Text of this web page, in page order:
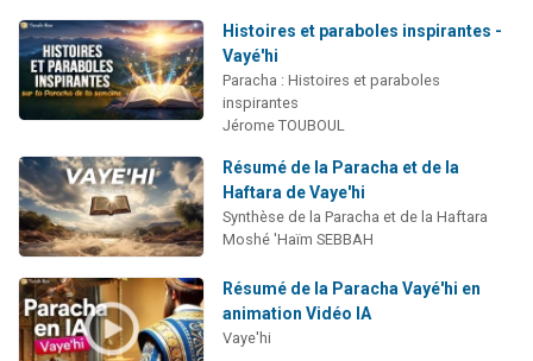
Histoires et paraboles inspirantes -
Vayé'hi
Paracha : Histoires et paraboles
inspirantes
Jérome TOUBOUL
Résumé de la Paracha et de la
Haftara de Vaye'hi
Synthèse de la Paracha et de la Haftara
Moshé 'Haïm SEBBAH
Résumé de la Paracha Vayé'hi en
animation Vidéo IA
Vaye'hi